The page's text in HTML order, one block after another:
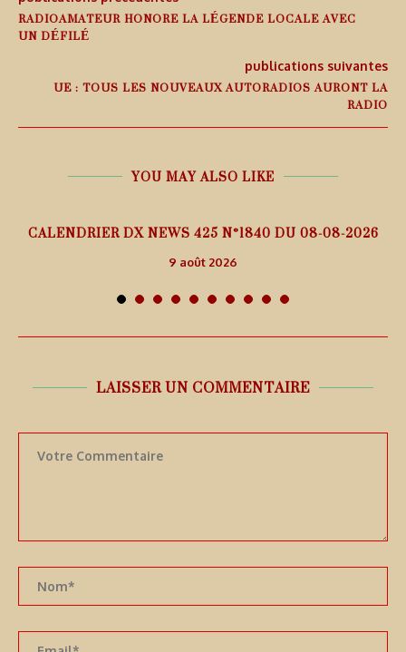
RADIOAMATEUR HONORE LA LÉGENDE LOCALE AVEC
UN DÉFILÉ
publications suivantes
UE : TOUS LES NOUVEAUX AUTORADIOS AURONT LA
RADIO
YOU MAY ALSO LIKE
CALENDRIER DX NEWS 425 N°1840 DU 08-08-2026
9 août 2026
LAISSER UN COMMENTAIRE